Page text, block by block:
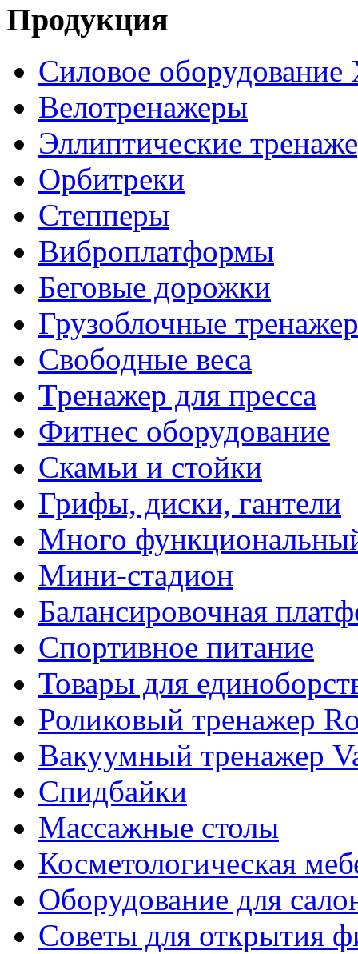
Продукция
Силовое оборудование
Велотренажеры
Эллиптические
Орбитреки
Степперы
Виброплатформы
Беговые дорожки
Грузоблочные
Свободные веса
Тренажер для пресса
Фитнес оборудование
Скамьи и стойки
Грифы, диски, гантели
Много
Мини-стадион
Балансировочная
Спортивное питание
Товары для
Роликовый тренажер
Вакуумный тренажер
Спидбайки
Массажные столы
Косметологическая
Оборудование для
Советы для открытия